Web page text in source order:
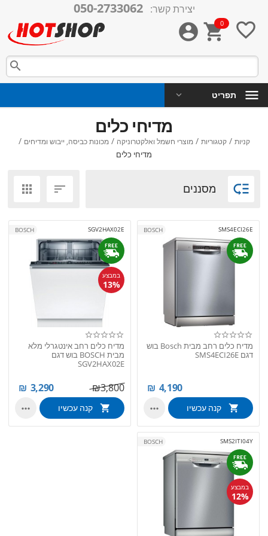
יצירת קשר: 050-2733062

0



תפריט
מדיחי כלים
קניות / קטגוריות / מוצרי חשמל ואלקטרוניקה / מכונות כביסה, ייבוש ומדיחים /
מדיחי כלים
 מסננים 

SMS4ECI26E
BOSCH
מדיח כלים ‏רחב מבית Bosch בוש
דגם SMS4ECI26E
4,190
₪
קנה עכשיו 
SGV2HAX02E
במבצע
13%
BOSCH
מדיח כלים רחב אינטגרלי מלא
מבית BOSCH בוש דגם
SGV2HAX02E
3,800
₪
3,290
₪
קנה עכשיו 
SMS2ITI04Y
במבצע
12%
BOSCH